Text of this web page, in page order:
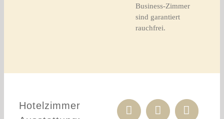
Business-Zimmer
sind garantiert
rauchfrei.
Hotelzimmer